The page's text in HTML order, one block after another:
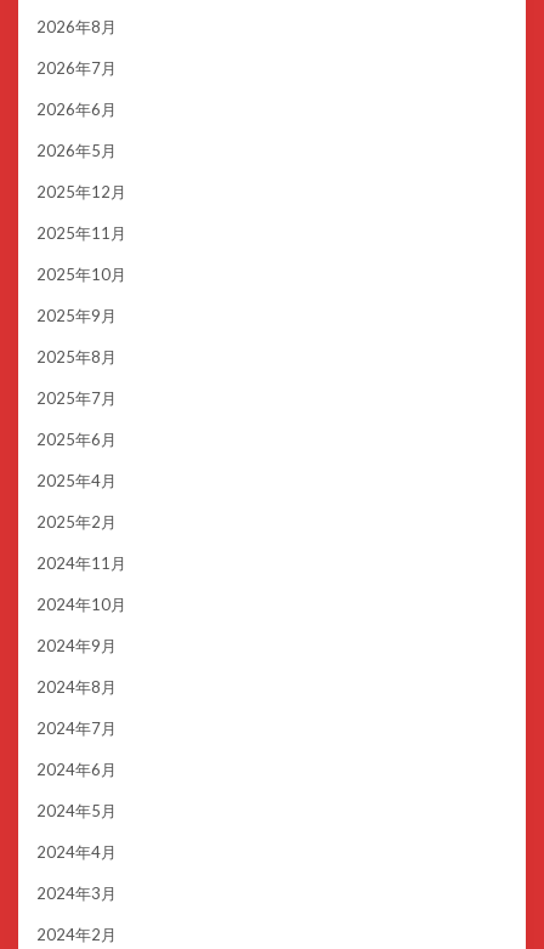
2026年8月
2026年7月
2026年6月
2026年5月
2025年12月
2025年11月
2025年10月
2025年9月
2025年8月
2025年7月
2025年6月
2025年4月
2025年2月
2024年11月
2024年10月
2024年9月
2024年8月
2024年7月
2024年6月
2024年5月
2024年4月
2024年3月
2024年2月